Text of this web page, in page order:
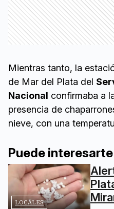
Mientras tanto, la
de Mar del Plata del
Nacional confirmaba a
presencia de
nieve, con una
Puede interesarte
LOCALES